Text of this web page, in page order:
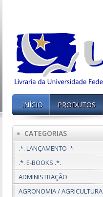
INÍCIO PRODUTOS
CATEGORIAS
.*. LANÇAMENTO .*.
.*. E-BOOKS .*.
ADMINISTRAÇÃO
AGRONOMIA / AGRICULTURA